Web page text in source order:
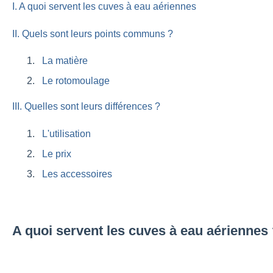
I. A quoi servent les cuves à eau aériennes
II. Quels sont leurs points communs ?
La matière
Le rotomoulage
III. Quelles sont leurs différences ?
L'utilisation
Le prix
Les accessoires
A quoi servent les cuves à eau aériennes